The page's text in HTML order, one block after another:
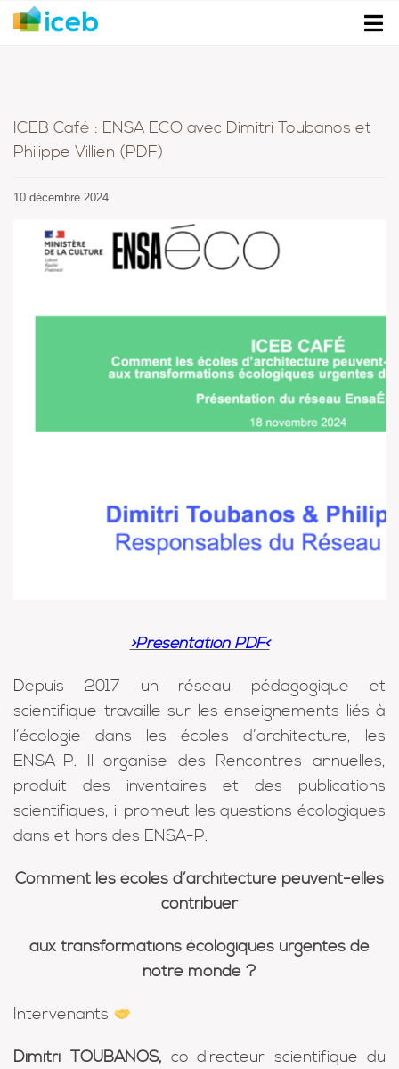
ICEB Café : ENSA ECO avec Dimitri Toubanos et
Philippe Villien (PDF)
10 décembre 2024
>Présentation PDF<
Depuis 2017 un réseau pédagogique et
scientifique travaille sur les enseignements liés à
l’écologie dans les écoles d’architecture, les
ENSA-P. Il organise des Rencontres annuelles,
produit des inventaires et des publications
scientifiques, il promeut les questions écologiques
dans et hors des ENSA-P.
Comment les écoles d’architecture peuvent-elles
contribuer
aux transformations écologiques urgentes de
notre monde ?
Intervenants
Dimitri TOUBANOS, co-directeur scientifique du